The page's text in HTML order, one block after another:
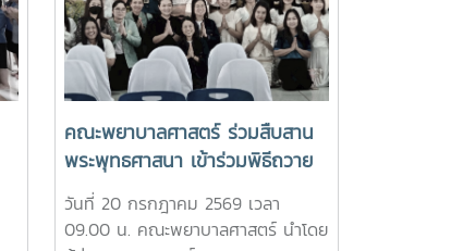
คณะพยาบาลศาสตร์ ร่วมสืบสาน
พระพุทธศาสนา เข้าร่วมพิธีถวาย
เทียนพรรษา ประจำปี 2569
วันที่ 20 กรกฎาคม 2569 เวลา
09.00 น. คณะพยาบาลศาสตร์ นำโดย